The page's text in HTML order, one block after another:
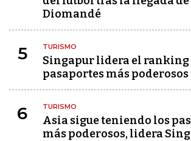
Diomandé
5 TURISMO
Singapur lidera el ranking
pasaportes más
6 TURISMO
Asia sigue teniendo los
más poderosos, lidera